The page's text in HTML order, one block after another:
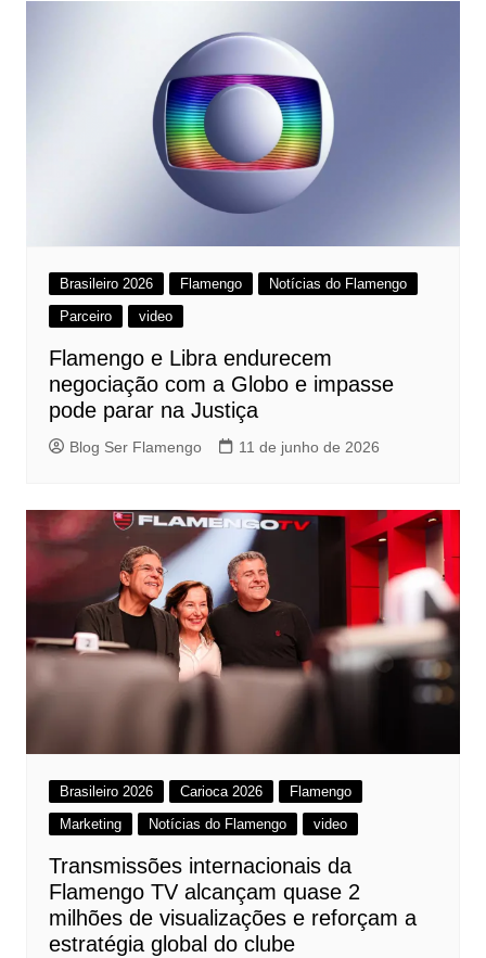
Brasileiro 2026 Flamengo
Notícias do Flamengo
Parceiro
video
Flamengo e Libra endurecem
negociação com a Globo e impasse
pode parar na Justiça
Blog Ser Flamengo 11 de junho de 2026
Brasileiro 2026 Carioca 2026
Flamengo
Marketing
Notícias do Flamengo video
Transmissões internacionais da
Flamengo TV alcançam quase 2
milhões de visualizações e reforçam a
estratégia global do clube